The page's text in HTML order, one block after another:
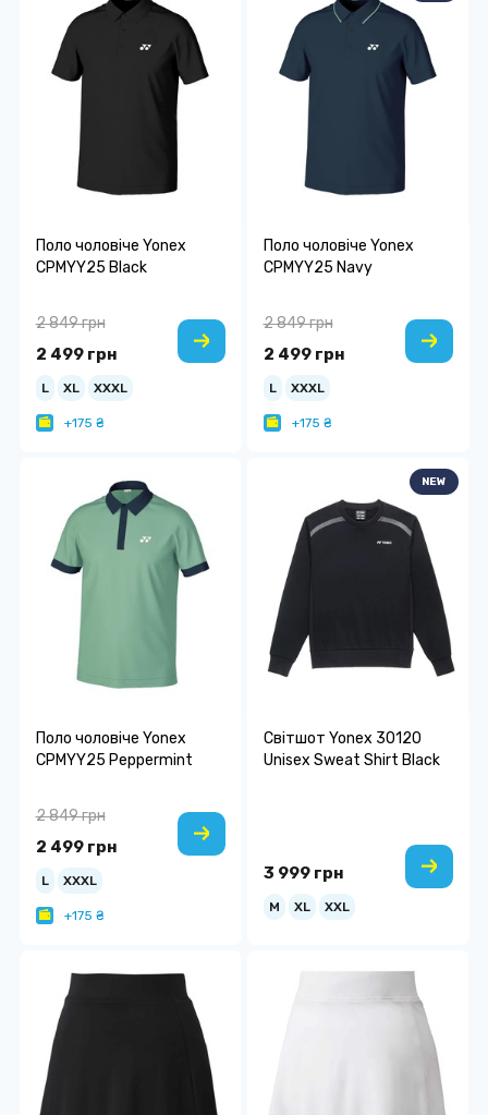
Поло чоловіче Yonex
CPMYY25 Black
2 499 грн
2 849 грн
L XL XXXL
+175 ₴
Поло чоловіче Yonex
CPMYY25 Navy
2 499 грн
2 849 грн
L XXXL
+175 ₴
Поло чоловіче Yonex
CPMYY25 Peppermint
2 499 грн
2 849 грн
L XXXL
+175 ₴
NEW
Світшот Yonex 30120
Unisex Sweat Shirt Black
3 999 грн
M XL XXL